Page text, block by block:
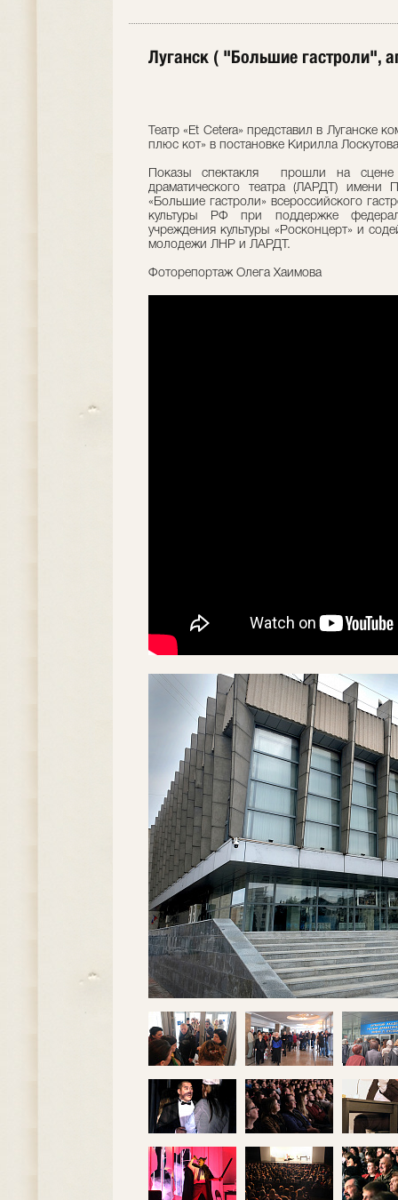
Луганск ( "Большие гастроли",
Театр «Et Cetera» представил в Луганске
плюс кот» в постановке Кирилла
Показы спектакля прошли на сцене
драматического театра (ЛАРДТ) имени
«Большие гастроли» всероссийского
культуры РФ при поддержке
учреждения культуры «Росконцерт» и
молодежи ЛНР и ЛАРДТ.
Фоторепортаж Олега Хаимова